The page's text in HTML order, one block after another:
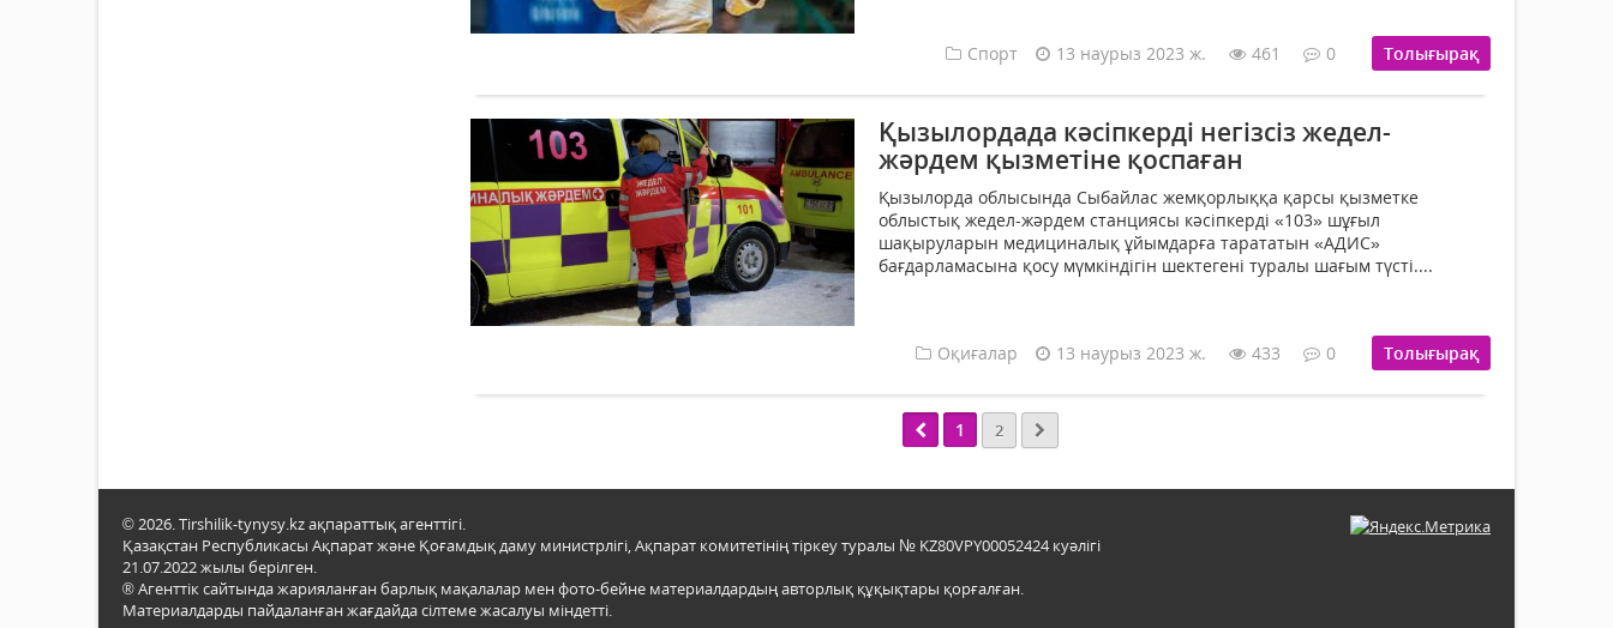
Спорт 13 наурыз 2023 ж. 461 0 Толығырақ
Қызылордада кәсіпкерді негізсіз жедел-
жәрдем қызметіне қоспаған
Қызылорда облысында Сыбайлас жемқорлыққа қарсы қызметке
облыстық жедел-жәрдем станциясы кәсіпкерді «103» шұғыл
шақыруларын медициналық ұйымдарға тарататын «АДИС»
бағдарламасына қосу мүмкіндігін шектегені туралы шағым түсті....
Оқиғалар 13 наурыз 2023 ж. 433 0 Толығырақ
1 2
© 2026. Tirshilik-tynysy.kz ақпараттық агенттігі.
Қазақстан Республикасы Ақпарат және Қоғамдық даму министрлігі, Ақпарат комитетінің тіркеу туралы № KZ80VPY00052424 куәлігі
21.07.2022 жылы берілген.
® Агенттік сайтында жарияланған барлық мақалалар мен фото-бейне материалдардың авторлық құқықтары қорғалған.
Материалдарды пайдаланған жағдайда сілтеме жасалуы міндетті.